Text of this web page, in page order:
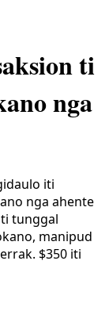
ti
nga
iti
nga ahente
tunggal
manipud
$350 iti